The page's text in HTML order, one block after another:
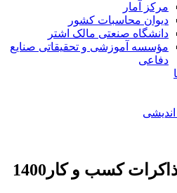
مرکز آمار
دیوان محاسبات کشور
دانشگاه صنعتی مالک اشتر
مؤسسه آموزشی و تحقيقاتی صنايع
دفاعی
کسب و کار1400